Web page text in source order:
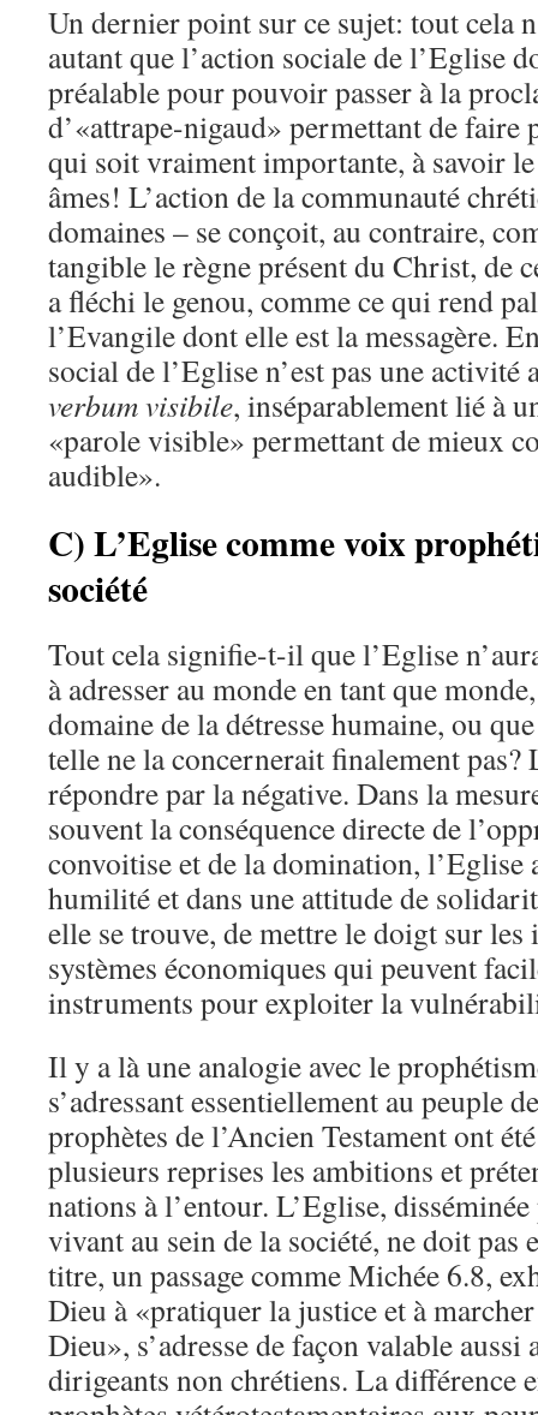
Un dernier point sur ce sujet: tout cela
autant que l’action sociale de l’Eglise
préalable pour pouvoir passer à la
d’«attrape-nigaud» permettant de faire
qui soit vraiment importante, à savoir le
âmes! L’action de la communauté
domaines – se conçoit, au contraire,
tangible le règne présent du Christ, de
a fléchi le genou, comme ce qui rend
l’Evangile dont elle est la messagère.
social de l’Eglise n’est pas une
verbum visibile, inséparablement lié à
«parole visible» permettant de mieux
audible».
C) L’Eglise comme voix
société
Tout cela signifie-t-il que l’Eglise
à adresser au monde en tant que
domaine de la détresse humaine, ou
telle ne la concernerait finalement pas?
répondre par la négative. Dans la
souvent la conséquence directe de
convoitise et de la domination, l’Eglise
humilité et dans une attitude de
elle se trouve, de mettre le doigt sur les
systèmes économiques qui peuvent
instruments pour exploiter la
Il y a là une analogie avec le
s’adressant essentiellement au peuple
prophètes de l’Ancien Testament ont
plusieurs reprises les ambitions et
nations à l’entour. L’Eglise,
vivant au sein de la société, ne doit pas
titre, un passage comme Michée 6.8,
Dieu à «pratiquer la justice et à
Dieu», s’adresse de façon valable
dirigeants non chrétiens. La différence